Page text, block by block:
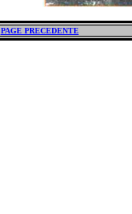
PAGE PRECEDENTE